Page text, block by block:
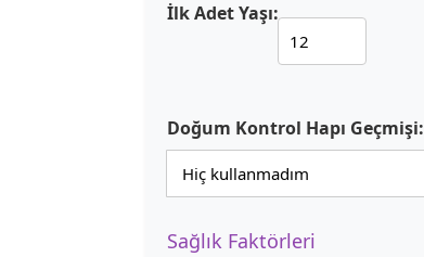
İlk Adet Yaşı:
Doğum Kontrol Hapı Geçmişi:
Sağlık Faktörleri